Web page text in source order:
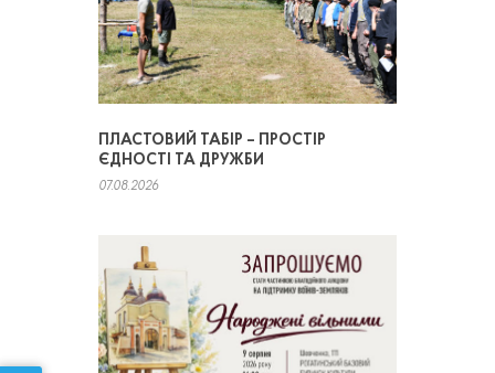
ПЛАСТОВИЙ ТАБІР – ПРОСТІР
ЄДНОСТІ ТА ДРУЖБИ
07.08.2026